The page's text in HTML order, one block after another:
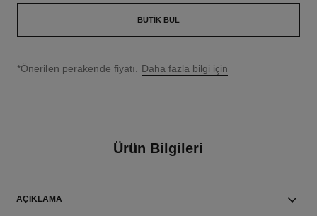
BUTIK BUL
↩
*Önerilen perakende fiyatı. Daha fazla bilgi için
Ürün Bilgileri
AÇIKLAMA